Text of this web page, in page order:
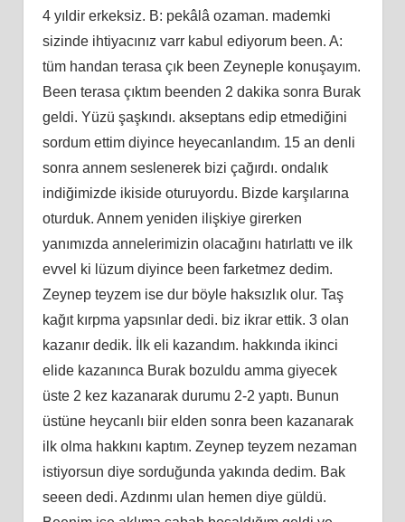
4 yıldir erkeksiz. B: pekâlâ ozaman. mademki
sizinde ihtiyacınız varr kabul ediyorum been. A:
tüm handan terasa çık been Zeyneple konuşayım.
Been terasa çıktım beenden 2 dakika sonra Burak
geldi. Yüzü şaşkındı. akseptans edip etmediğini
sordum ettim diyince heyecanlandım. 15 an denli
sonra annem seslenerek bizi çağırdı. ondalık
indiğimizde ikiside oturuyordu. Bizde karşılarına
oturduk. Annem yeniden ilişkiye girerken
yanımızda annelerimizin olacağını hatırlattı ve ilk
evvel ki lüzum diyince been farketmez dedim.
Zeynep teyzem ise dur böyle haksızlık olur. Taş
kağıt kırpma yapsınlar dedi. biz ikrar ettik. 3 olan
kazanır dedik. İlk eli kazandım. hakkında ikinci
elide kazanınca Burak bozuldu amma giyecek
üste 2 kez kazanarak durumu 2-2 yaptı. Bunun
üstüne heycanlı biir elden sonra been kazanarak
ilk olma hakkını kaptım. Zeynep teyzem nezaman
istiyorsun diye sorduğunda yakında dedim. Bak
seeen dedi. Azdınmı ulan hemen diye güldü.